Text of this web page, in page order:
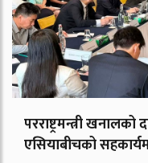
परराष्ट्रमन्त्री
एसियाबीचको